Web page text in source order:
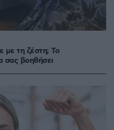
με τη ζέστη; Το
σας βοηθήσει